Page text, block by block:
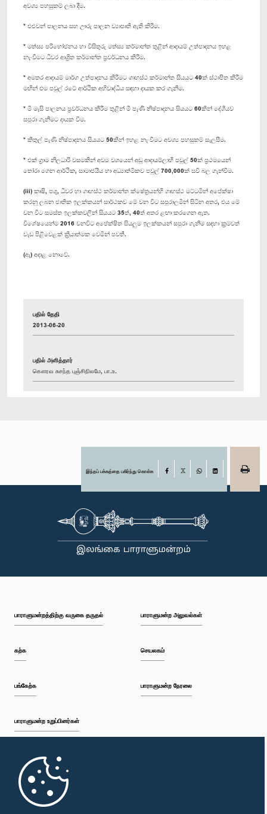
අවශ්‍ය පහසුකම් ලබා දීම.
* එළුවන් පාලනය සහ ඌරු පාලන ව්‍යාපෘති ඇති කිරීම.
* මත්ස්‍ය පරිභෝජනය හා විසිතුරු මත්ස්‍ය කර්මාන්ත තුළින් ආදායම් උත්පාදනය ඉහළ
නැංවීමට ධීවර ආශ්‍රිත කර්මාන්ත ප්‍රවර්ධනය කිරීම.
* අමතර ආදායම් මාර්ග උත්පාදනය කිරීමට ගෘහස්ථ කර්මාන්ත සියයට 40ක් ස්ථාපිත කිරීම
මඟින් එම පවුල් රටේ ආර්ථික අභිවෘද්ධිය සඳහා දායක කර ගැනීම.
* මී මැසි පාලනය ප්‍රවර්ධනය කිරීම තුළින් මී පැණි නිෂ්පාදනය සියයට 60කින් දේශීයව
සපුරා ගැනීමට දායක වීම.
* කිතුල් පැණි නිෂ්පාදනය සියයට 50කින් ඉහළ නැංවීමට අවශ්‍ය පහසුකම් සැලසීම.
* එක් ග්‍රාම නිලධාරි වසමකින් අවම වශයෙන් අඩු ආදායම්ලාභී පවුල් 50ක් ප්‍රථමයෙන්
තෝරා ගෙන ආර්ථික, සාමාජයීය හා අධ්‍යාත්මිකව පවුල් 700,000ක් සවි බල ගැන්වීම.
(iii) කෘෂි, පශු, ධීවර හා ගෘහස්ථ කර්මාන්ත ක්ෂේත්‍රයන්හි ගෘහස්ථ මට්ටමින් අපේක්ෂා
කරනු ලබන ජාතික ඉලක්කයන් සාර්ථකව මේ වන විට සපුරාලමින් සිටින අතර, එය මේ
වන විට සමස්ත ඉලක්කවලින් සියයට 35ත්, 40ත් අතර ළඟා කරගෙන ඇත.
විශේෂයෙන්ම 2016 වනවිට අපේක්ෂිත සියලුම ඉලක්කයන් සපුරා ගැනීම සඳහා ක්‍රමවත්
වැඩ පිළිවෙළක් ක්‍රියාත්මක වෙමින් පවතී.
(ඇ) අදාළ නොවේ.
பதில் தேதி
2013-06-20
பதில் அளித்தார்
கௌரவ சுசந்த புஞ்சிநிலமே, பா.உ.
இந்தப் பக்கத்தை பகிர்ந்து கொள்க Facebook
பாராளுமன்றத்திற்கு வருகை தருதல்
கற்க
பங்கேற்க
பாராளுமன்ற உறுப்பினர்கள்
முதற்பக்கம்
பாராளுமன்ற அலுவல்கள்
செயலகம்
பாராளுமன்ற நேரலை
பாராளுமன்ற கையடக்க செயலி